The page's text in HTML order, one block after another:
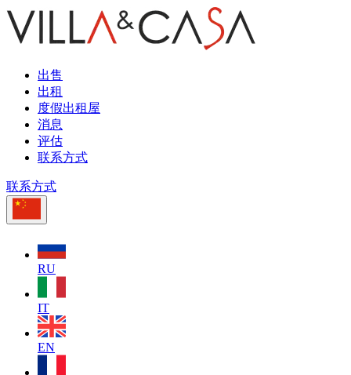
出售
出租
度假出租屋
消息
评估
联系方式
联系方式
RU
IT
EN